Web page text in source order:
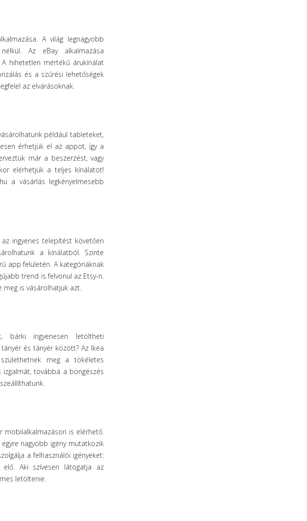
A világ legnagyobb
Az eBay alkalmazása
hihetetlen mértékű árukínálat
és a szűrési lehetőségek
az elvárásoknak.
például tableteket,
érhetjük el az appot, így a
már a beszerzést, vagy
elérhetjük a teljes kínálatot!
a vásárlás legkényelmesebb
ingyenes telepítést követően
a kínálatból. Szinte
app felületén. A kategóriáknak
trend is felvonul az Etsy-n.
is vásárolhatjuk azt.
bárki ingyenesen letöltheti
és tányér között? Az Ikea
meg a tökéletes
továbbá a böngészés
mobilalkalmazáson is elérhető.
nagyobb igény mutatkozik
a felhasználói igényeket:
Aki szívesen látogatja az
letöltenie.